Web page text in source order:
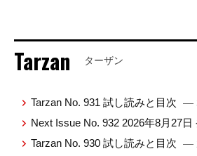
Tarzan ターザン
Tarzan No. 931 試し読みと目次 —
Next Issue No. 932 2026年8月27日
Tarzan No. 930 試し読みと目次 —